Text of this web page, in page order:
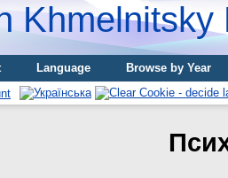
Language Browse by Year